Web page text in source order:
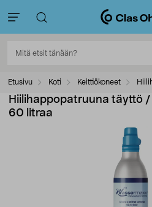
Etusivu Koti Keittiökoneet
Hiilihappopatruuna täyttö
60 litraa